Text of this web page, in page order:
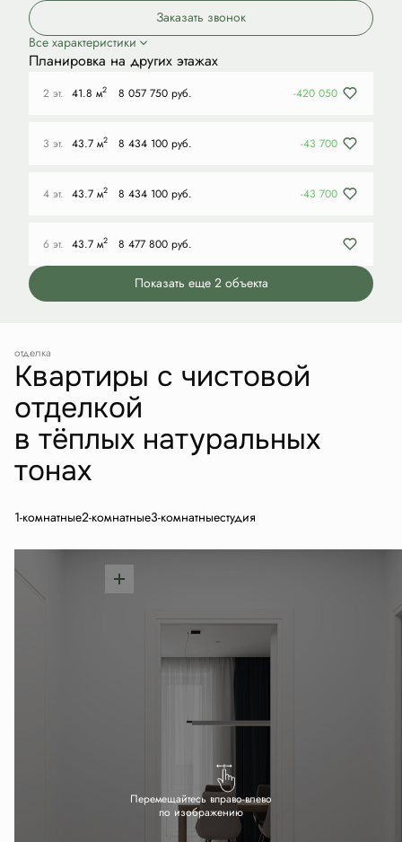
Заказать звонок
Все характеристики
Планировка на других этажах
2 эт. 41.8 м2 8 057 750 руб. -420 050
3 эт. 43.7 м2 8 434 100 руб. -43 700
4 эт. 43.7 м2 8 434 100 руб. -43 700
6 эт. 43.7 м2 8 477 800 руб.
Показать еще 2 объектa
отделка
Квартиры с чистовой
отделкой
в тёплых натуральных
тонах
1-комнатные2-комнатные3-комнатныестудия
Перемещайтесь вправо-влево
по изображению